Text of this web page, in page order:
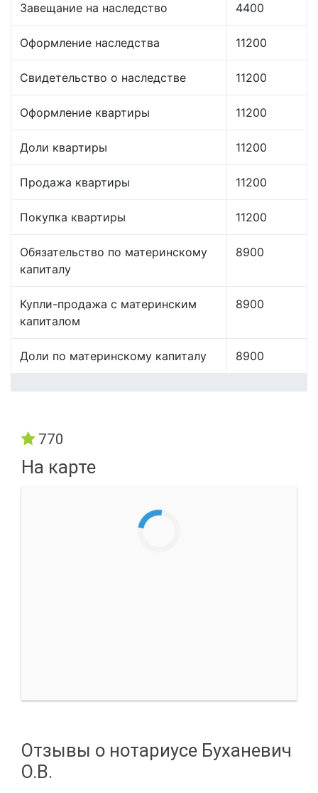
Завещание на наследство 4400
Оформление наследства 11200
Свидетельство о наследстве 11200
Оформление квартиры 11200
Доли квартиры 11200
Продажа квартиры 11200
Покупка квартиры 11200
Обязательство по материнскому
капиталу
8900
Купли-продажа с материнским
капиталом
8900
Доли по материнскому капиталу 8900
770
На карте
Отзывы о нотариусе Буханевич
О.В.